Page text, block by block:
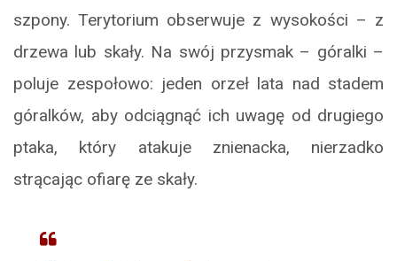
szpony. Terytorium obserwuje z wysokości – z
drzewa lub skały. Na swój przysmak – góralki –
poluje zespołowo: jeden orzeł lata nad stadem
góralków, aby odciągnąć ich uwagę od drugiego
ptaka, który atakuje znienacka, nierzadko
strącając ofiarę ze skały.